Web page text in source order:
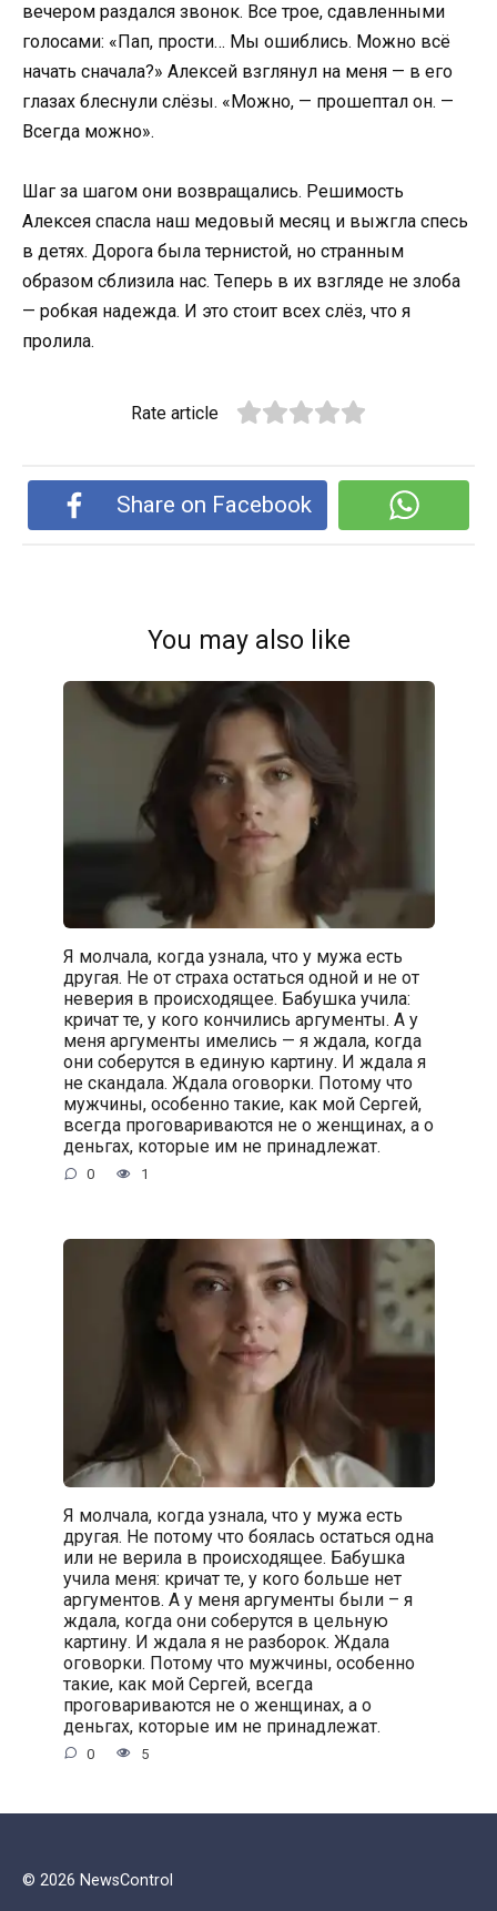
вечером раздался звонок. Все трое, сдавленными
голосами: «Пап, прости… Мы ошиблись. Можно всё
начать сначала?» Алексей взглянул на меня — в его
глазах блеснули слёзы. «Можно, — прошептал он. —
Всегда можно».
Шаг за шагом они возвращались. Решимость
Алексея спасла наш медовый месяц и выжгла спесь
в детях. Дорога была тернистой, но странным
образом сблизила нас. Теперь в их взгляде не злоба
— робкая надежда. И это стоит всех слёз, что я
пролила.
Rate article
Share on Facebook
You may also like
Я молчала, когда узнала, что у мужа есть
другая. Не от страха остаться одной и не от
неверия в происходящее. Бабушка учила:
кричат те, у кого кончились аргументы. А у
меня аргументы имелись — я ждала, когда
они соберутся в единую картину. И ждала я
не скандала. Ждала оговорки. Потому что
мужчины, особенно такие, как мой Сергей,
всегда проговариваются не о женщинах, а о
деньгах, которые им не принадлежат.
0 1
Я молчала, когда узнала, что у мужа есть
другая. Не потому что боялась остаться одна
или не верила в происходящее. Бабушка
учила меня: кричат те, у кого больше нет
аргументов. А у меня аргументы были – я
ждала, когда они соберутся в цельную
картину. И ждала я не разборок. Ждала
оговорки. Потому что мужчины, особенно
такие, как мой Сергей, всегда
проговариваются не о женщинах, а о
деньгах, которые им не принадлежат.
0 5
© 2026 NewsControl